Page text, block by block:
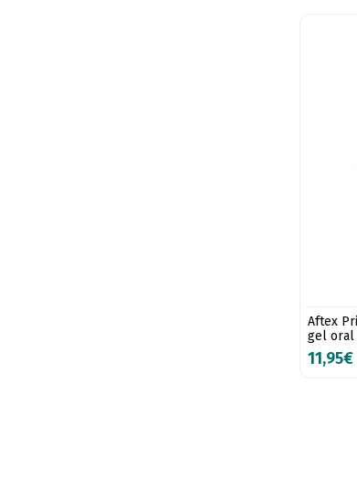
Aftex
gel oral
11,95€